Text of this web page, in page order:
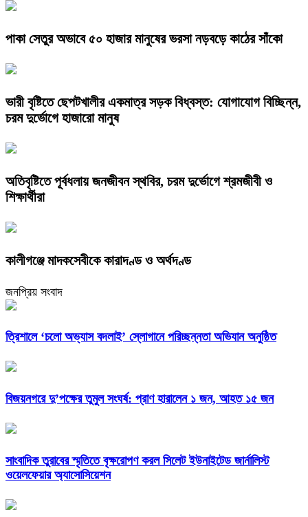
পাকা সেতুর অভাবে ৫০ হাজার মানুষের ভরসা নড়বড়ে কাঠের সাঁকো
ভারী বৃষ্টিতে ছেপটখালীর একমাত্র সড়ক বিধ্বস্ত: যোগাযোগ বিচ্ছিন্ন,
চরম দুর্ভোগে হাজারো মানুষ
অতিবৃষ্টিতে পূর্বধলায় জনজীবন স্থবির, চরম দুর্ভোগে শ্রমজীবী ও
শিক্ষার্থীরা
কালীগঞ্জে মাদকসেবীকে কারাদণ্ড ও অর্থদণ্ড
জনপ্রিয় সংবাদ
‎ত্রিশালে ‘চলো অভ্যাস বদলাই’ স্লোগানে পরিচ্ছন্নতা অভিযান অনুষ্ঠিত
বিজয়নগরে দু’পক্ষের তুমুল সংঘর্ষ: প্রাণ হারালেন ১ জন, আহত ১৫ জন
সাংবাদিক তুরাবের স্মৃতিতে বৃক্ষরোপণ করল সিলেট ইউনাইটেড জার্নালিস্ট
ওয়েলফেয়ার অ্যাসোসিয়েশন